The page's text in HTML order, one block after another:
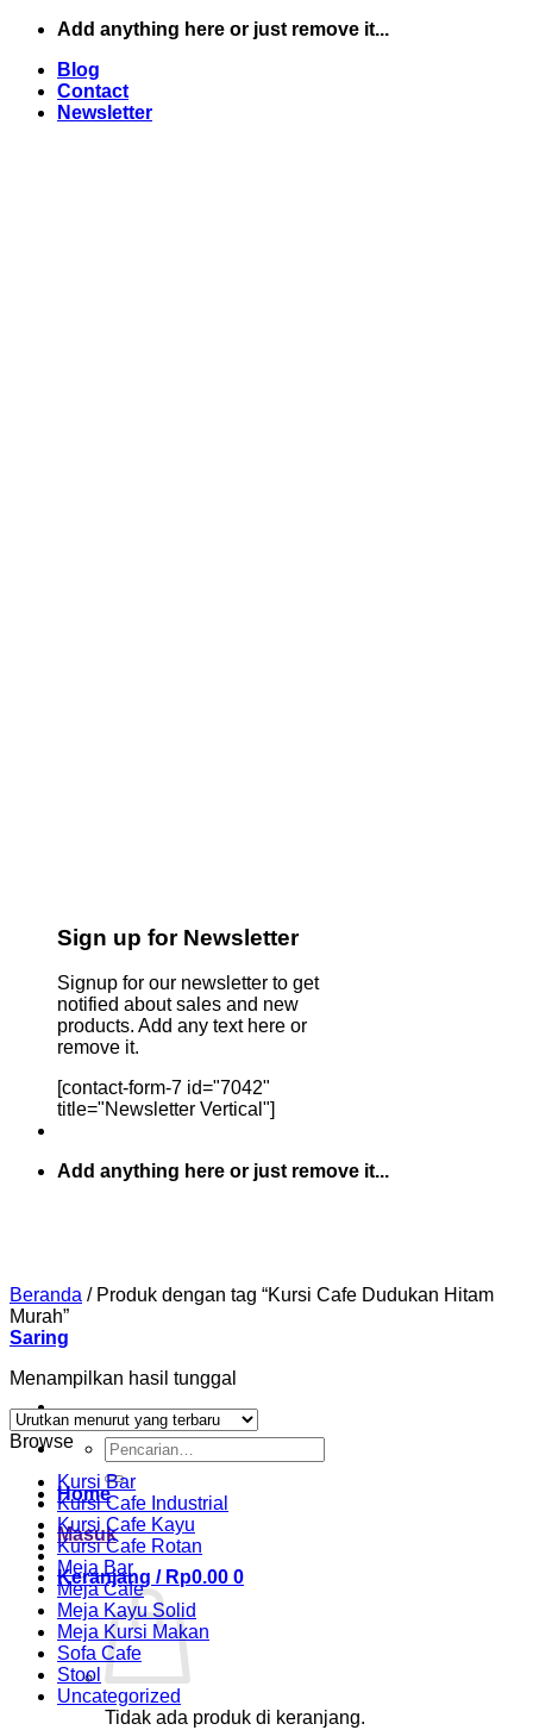
Skip
content
Add anything here or just remove it...
Blog
Contact
Newsletter
Sign up for Newsletter
Signup for our newsletter to get
notified about sales and new
products. Add any text here or
remove it.
[contact-form-7 id="7042"
title="Newsletter Vertical"]
Add anything here or just remove it...
Pencarian
untuk:
Home
Masuk
Keranjang / Rp0.00 0
Tidak ada produk di keranjang.
Beranda /Produk dengan tag “Kursi Cafe Dudukan Hitam
Murah”
Saring
Menampilkan hasil tunggal
Browse
Kursi Bar
Kursi Cafe Industrial
Kursi Cafe Kayu
Kursi Cafe Rotan
Meja Bar
Meja Cafe
Meja Kayu Solid
Meja Kursi Makan
Sofa Cafe
Stool
Uncategorized